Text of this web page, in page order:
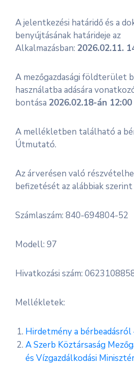
A jelentkezési határidő és a
benyújtásának határideje az
Alkalmazásban: 2026.02.11.
A mezőgazdasági földterület
használatba adására
bontása 2026.02.18-án
A mellékletben található a
Útmutató.
Az árverésen való
befizetését az alábbiak
Számlaszám: 840-694804-52
Modell: 97
Hivatkozási szám:
Mellékletek:
Hirdetmény a bérbeadásról
A Szerb Köztársaság
és Vízgazdálkodási